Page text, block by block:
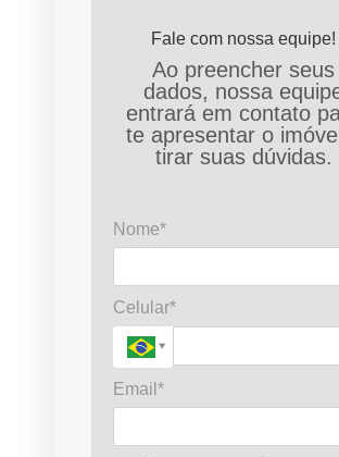
Fale com nossa equipe!
Ao preencher seus
dados, nossa
entrará em contato
te apresentar o
tirar suas dúvidas.
Nome*
Celular*
Email*